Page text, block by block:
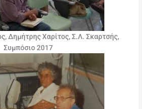
Δημήτρης Χαρίτος, Σ.Λ. Σκαρτσής,
Συμπόσιο 2017